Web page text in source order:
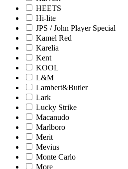
HEETS
Hi-lite
JPS / John Player Special
Kamel Red
Karelia
Kent
KOOL
L&M
Lambert&Butler
Lark
Lucky Strike
Macanudo
Marlboro
Merit
Mevius
Monte Carlo
More